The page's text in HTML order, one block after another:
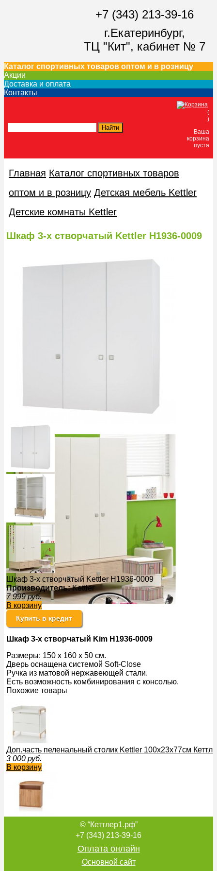
+7 (343) 213-39-16
г.Екатеринбург,
ТЦ "Кит", кабинет № 7
Каталог спортивных товаров оптом и в розницу
Акции
Доставка и оплата
Контакты
(
)
Ваша
корзина
пуста
Главная Каталог спортивных товаров
оптом и в розницу Детская мебель Kettler
Детские комнаты Kettler
Шкаф 3-х створчатый Kettler H1936-0009
Шкаф 3-х створчатый Kettler H1936-0009
Производитель:Kettler
7 999 руб.
В корзину
Купить в кредит
Шкаф 3-х створчатый Kim H1936-0009
Размеры: 150 x 160 x 50 см.
Дверь оснащена системой Soft-Close
Ручка из матовой нержавеющей стали.
Есть возможность комбинирования с консолью.
Похожие товары
Доп.часть пеленальный столик Kettler 100х23х77см
3 000 руб.
В корзину
Пеленальный столик с ящиками (комод) Kettler H1911-
© “Кеттлер1.рф”
+7 (343) 213-39-16
Оплата онлайн
Основной сайт